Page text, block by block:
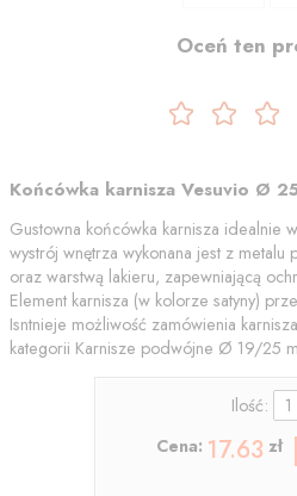
Oceń ten
Końcówka karnisza Vesuvio Ø
Gustowna końcówka karnisza idealnie
wystrój wnętrza wykonana jest z metalu
oraz warstwą lakieru, zapewniającą
Element karnisza (w kolorze satyny)
Isntnieje możliwość zamówienia
kategorii Karnisze podwójne Ø 19/25
Ilość:
Cena: 17.63 zł